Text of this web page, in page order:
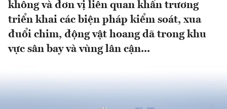
không và đơn vị liên quan khẩn trương
triển khai các biện pháp kiểm soát, xua
đuổi chim, động vật hoang dã trong khu
vực sân bay và vùng lân cận...